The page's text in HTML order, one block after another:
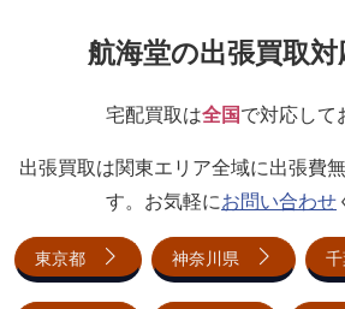
航海堂の出張買取
宅配買取は全国で対応して
出張買取は関東エリア全域に出張費
す。お気軽にお問い合わせ
東京都 神奈川県